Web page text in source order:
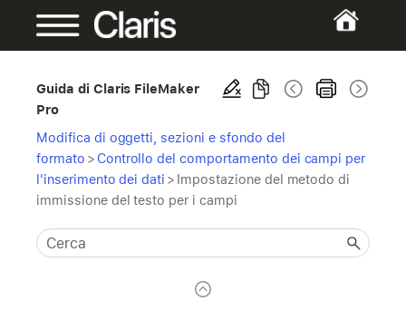
Guida di Claris FileMaker
Pro
Modifica di oggetti, sezioni e sfondo del
formato > Controllo del comportamento dei campi per
l'inserimento dei dati > Impostazione del metodo di
immissione del testo per i campi